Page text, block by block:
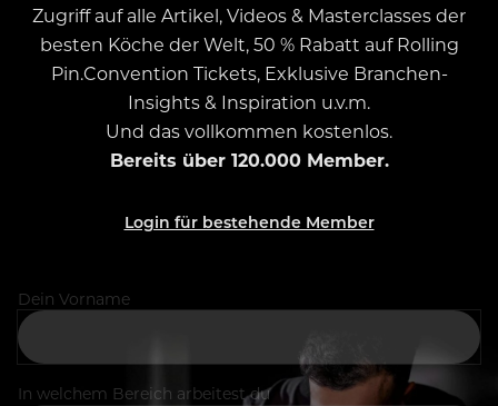
Zugriff auf alle Artikel, Videos & Masterclasses der
besten Köche der Welt, 50 % Rabatt auf Rolling
Pin.Convention Tickets, Exklusive Branchen-
Insights & Inspiration u.v.m.
Und das vollkommen kostenlos.
Bereits über 120.000 Member.
Login für bestehende Member
Dein Vorname
In welchem Bereich arbeitest du